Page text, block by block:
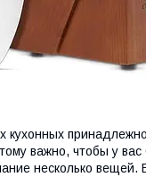
важно, чтобы у
несколько